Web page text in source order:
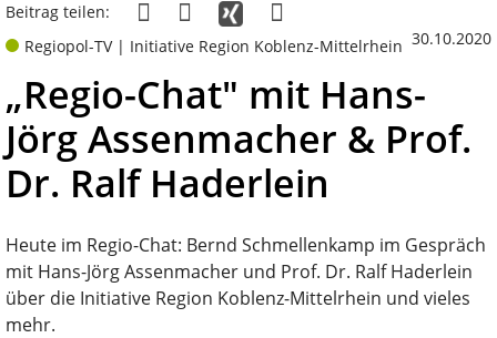
Beitrag teilen:
Regiopol-TV | Initiative Region Koblenz-Mittelrhein 30.10.2020
„Regio-Chat" mit Hans-
Jörg Assenmacher & Prof.
Dr. Ralf Haderlein
Heute im Regio-Chat: Bernd Schmellenkamp im Gespräch
mit Hans-Jörg Assenmacher und Prof. Dr. Ralf Haderlein
über die Initiative Region Koblenz-Mittelrhein und vieles
mehr.